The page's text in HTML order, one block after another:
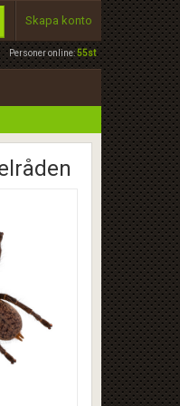
Personer online:55st
Skapa konto